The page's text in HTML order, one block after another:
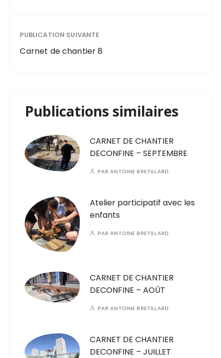
PUBLICATION SUIVANTE
Carnet de chantier 8
Publications similaires
CARNET DE CHANTIER
DECONFINE – SEPTEMBRE
PARANTOINE BRETILLARD
Atelier participatif avec les
enfants
PARANTOINE BRETILLARD
CARNET DE CHANTIER
DECONFINE – AOÛT
PARANTOINE BRETILLARD
CARNET DE CHANTIER
DECONFINE – JUILLET